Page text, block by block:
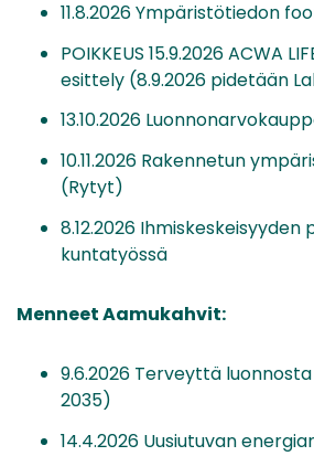
11.8.2026 Ympäristötiedon
POIKKEUS 15.9.2026 ACWA
esittely (8.9.2026 pidetään
13.10.2026
10.11.2026 Rakennetun
(Rytyt)
8.12.2026
kuntatyössä
Menneet Aamukahvit:
9.6.2026 Terveyttä
2035)
14.4.2026 Uusiutuvan